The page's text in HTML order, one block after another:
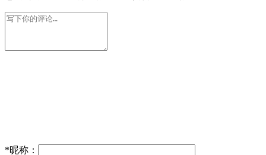
*昵称：